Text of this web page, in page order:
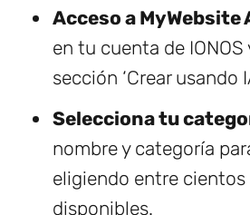
Acceso a MyWebsite
en tu cuenta de
sección ‘Crear usando
Selecciona tu
nombre y categoría
eligiendo entre
disponibles.